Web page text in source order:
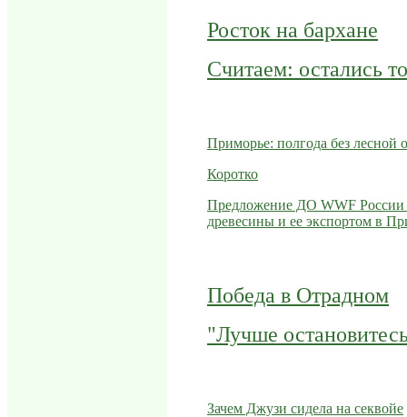
Росток на бархане
Считаем: остались
Приморье: полгода без лесной
Коротко
Предложение ДО WWF России
древесины и ее экспортом в
Победа в Отрадном
"Лучше
Зачем Джузи сидела на секвойе